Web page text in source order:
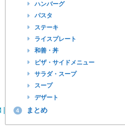
ハンバーグ
パスタ
ステーキ
ライスプレート
和善・丼
ピザ・サイドメニュー
サラダ・スープ
スープ
デザート
4 まとめ